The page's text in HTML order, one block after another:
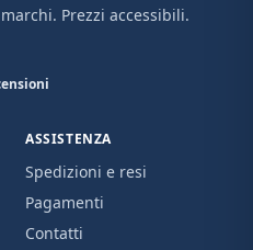
Prezzi accessibili.
ASSISTENZA
Spedizioni e resi
Pagamenti
Contatti